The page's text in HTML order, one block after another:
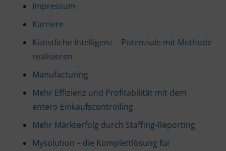
Impressum
Karriere
Künstliche Intelligenz – Potenziale mit Methode
realisieren
Manufacturing
Mehr Effizienz und Profitabilität mit dem
entero Einkaufscontrolling
Mehr Markterfolg durch Staffing-Reporting
Mysolution – die Komplettlösung für